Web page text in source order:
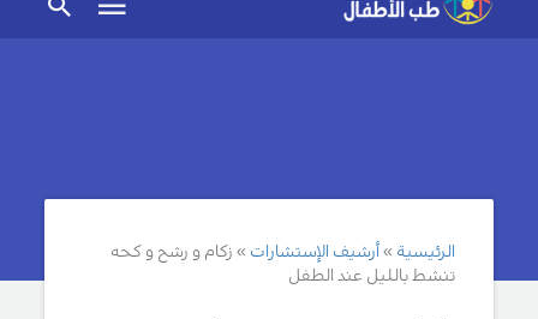
الرئيسية أرشيف الإستشارات
زكام و رشح و كحه
تنشط بالليل عند الطفل